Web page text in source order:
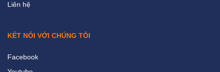
Liên hệ
KẾT NỐI VỚI CHÚNG TÔI
Facebook